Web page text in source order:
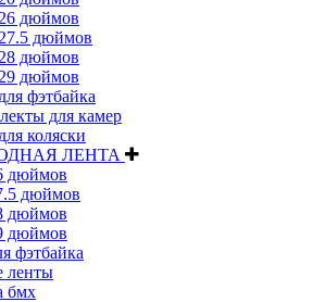
дюймов
дюймов
дюймов
дюймов
фэтбайка
для камер
коляски
ЛЕНТА
дюймов
дюймов
дюймов
дюймов
фэтбайка
ленты
бмх